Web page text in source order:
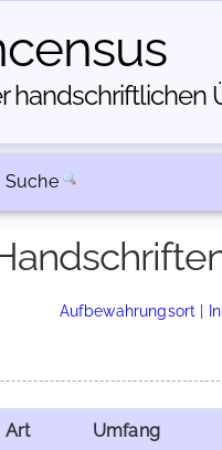
Suche
Aufbewahrungsort |
Art Umfang